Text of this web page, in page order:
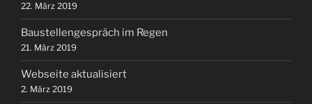
22. März 2019
Baustellengespräch im Regen
21. März 2019
Webseite aktualisiert
2. März 2019